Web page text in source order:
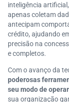
inteligência
apenas coletam
antecipam
crédito, ajudando
precisão na
e completos.
Com o avanço da
poderosas
seu modo de operar
sua organização